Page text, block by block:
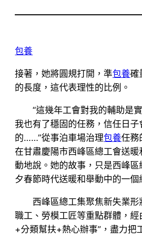
包養
接著，她將圓規打開，準包養確
的長度，這代表理性的比例。
“這幾年工會對我的輔助是
我也有了穩固的任務，信任日子
的……”從事泊車場治理包養任務
在甘肅慶陽市西峰區總工會送
動地說。她的故事，只是西峰
夕春節時代送暖和舉動中的一個
西峰區總工集聚焦新失業
職工、勞模工匠等重點群體，經
+分類幫扶+熱心辦事”，盡力把